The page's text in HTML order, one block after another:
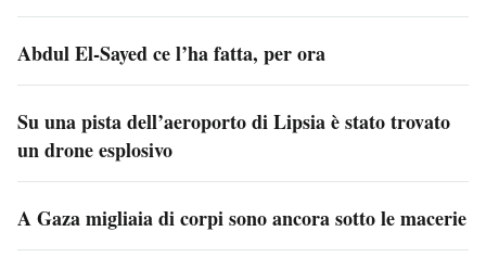
Abdul El-Sayed ce l’ha fatta, per ora
Su una pista dell’aeroporto di Lipsia è stato trovato
un drone esplosivo
A Gaza migliaia di corpi sono ancora sotto le macerie